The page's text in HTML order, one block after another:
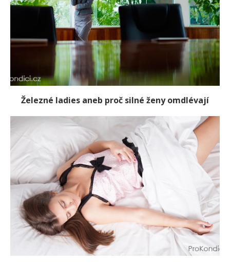
Železné ladies aneb proč silné ženy omdlévají